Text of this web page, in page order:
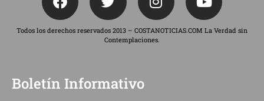
Todos los derechos reservados 2013 – COSTANOTICIAS.COM La Verdad sin
Contemplaciones.
Boletín Informativo